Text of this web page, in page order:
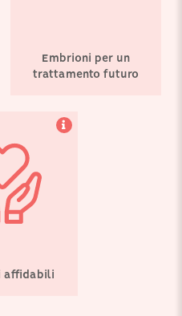
Embrioni per un
trattamento futuro
affidabili